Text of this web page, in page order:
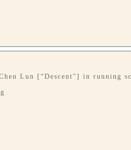
Lun [“Descent”] in running